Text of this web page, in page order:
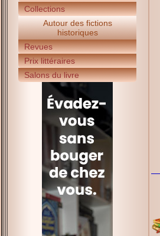
Collections
Autour des fictions
historiques
Revues
Prix littéraires
Salons du livre